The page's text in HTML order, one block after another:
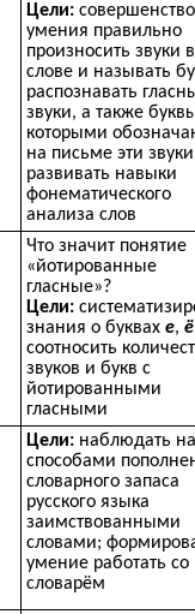
Цели:
умения правильно
произносить звуки в
слове и называть
распознавать
звуки, а также
которыми
на письме эти
развивать навыки
фонематического
анализа слов
Что значит понятие
«йотированные
гласные»?
Цели:
знания о буквах е, ё
соотносить
звуков и букв с
йотированными
гласными
Цели: наблюдать
способами
словарного запаса
русского языка
заимствованными
словами;
умение работать со
словарём